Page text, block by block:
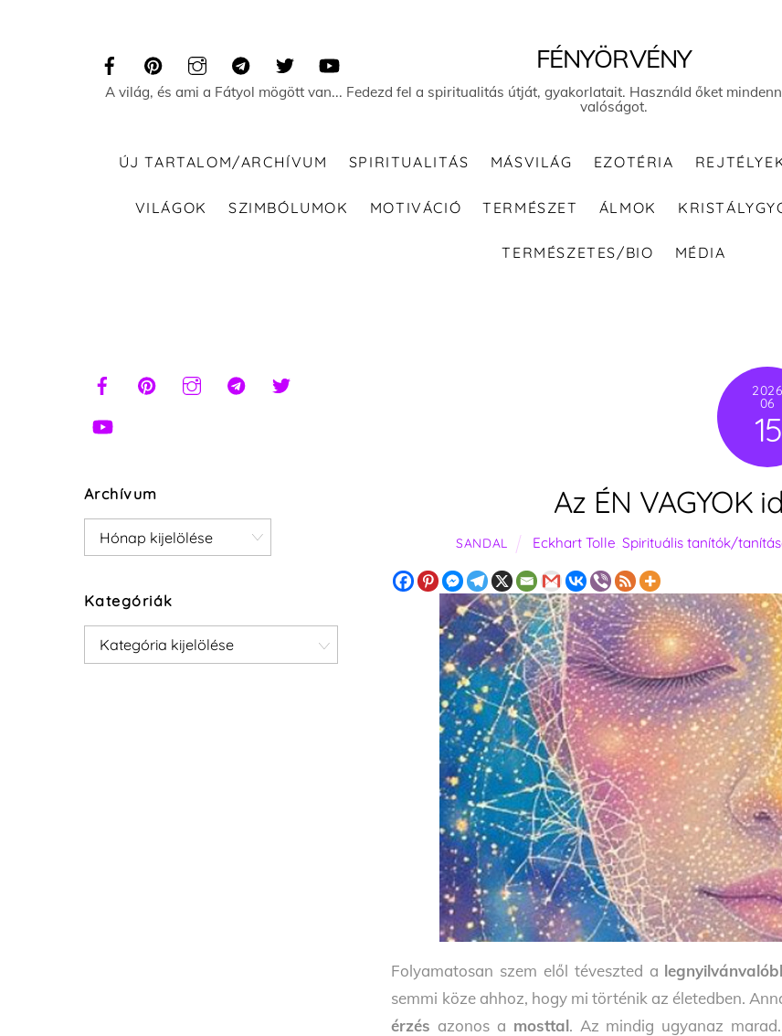
FÉNYÖRVÉNY
A világ, és ami a Fátyol mögött van... Fedezd fel a spiritualitás útját, gyakorlatait. Használd őket
valóságot.
ÚJ TARTALOM/ARCHÍVUM SPIRITUALITÁS MÁSVILÁG EZOTÉRIA
VILÁGOK SZIMBÓLUMOK MOTIVÁCIÓ TERMÉSZET ÁLMOK
TERMÉSZETES/BIO MÉDIA
2026
06
15
Az ÉN VAGYOK
SANDAL Eckhart Tolle Spirituális tanítók/
Folyamatosan szem elől téveszted a
semmi köze ahhoz, hogy mi történik az életedben.
érzés azonos a mosttal. Az mindig ugyanaz
Archívum
Archívum
Kategóriák
Kategóriák